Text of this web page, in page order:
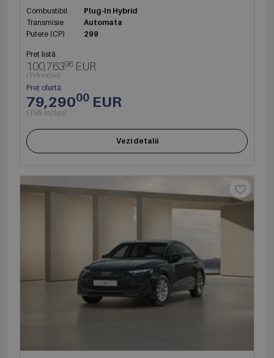
Combustibil
Plug-In Hybrid
Transmisie
Automata
Putere (CP)
299
Preț listă
100,76396 EUR
(TVA inclus)
Preț ofertă
79,29000 EUR
(TVA inclus)
Vezi detalii